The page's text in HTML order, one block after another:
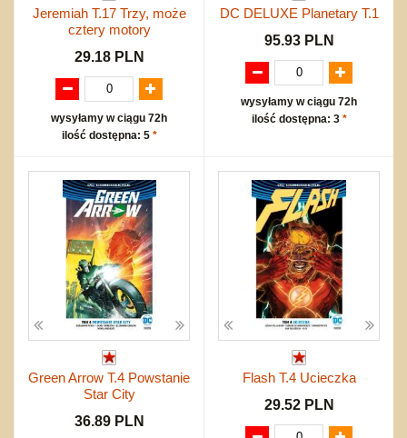
Jeremiah T.17 Trzy, może
cztery motory
29.18 PLN
wysyłamy w ciągu 72h
ilość dostępna: 5 *
DC DELUXE Planetary T.1
95.93 PLN
wysyłamy w ciągu 72h
ilość dostępna: 3 *
Green Arrow T.4 Powstanie
Star City
36.89 PLN
Flash T.4 Ucieczka
29.52 PLN